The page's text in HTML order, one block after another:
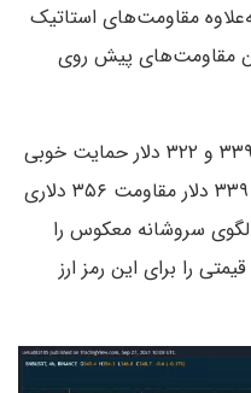
مقاومت‌های استاتیک
۳۷۹ و ۴۳۵ مهم‌ترین مقاومت‌های پیش روی
لازم به ذکر است BNB در دو ناحیه ۳۳۹ و ۳۲۲ دلار حمایت خوبی
دارد و اگر بتواند بعد از لمس دوباره ۳۳۹ دلار مقاومت ۳۵۶ دلاری
سروشانه معکوس را
را برای این رمز ارز